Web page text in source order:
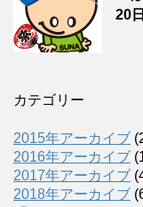
20日
カテゴリー
2015年アーカイブ
2016年アーカイブ
2017年アーカイブ
2018年アーカイブ